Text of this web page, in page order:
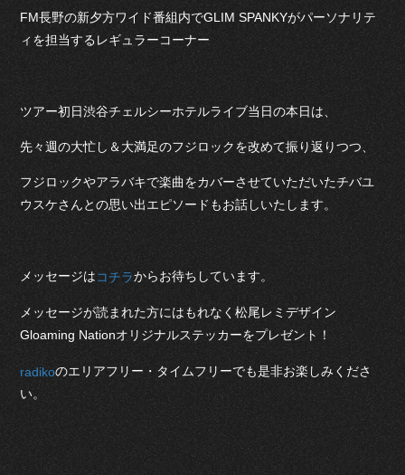
FM長野の新夕方ワイド番組内でGLIM SPANKYがパーソナリテ
ィを担当するレギュラーコーナー
ツアー初日渋谷チェルシーホテルライブ当日の本日は、
先々週の大忙し＆大満足のフジロックを改めて振り返りつつ、
フジロックやアラバキで楽曲をカバーさせていただいたチバユ
ウスケさんとの思い出エピソードもお話しいたします。
メッセージはコチラからお待ちしています。
メッセージが読まれた方にはもれなく松尾レミデザイン
Gloaming Nationオリジナルステッカーをプレゼント！
radikoのエリアフリー・タイムフリーでも是非お楽しみくださ
い。